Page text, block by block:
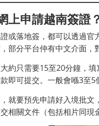
上申請越南簽證
或落地簽，都可以透過官
部分平台仲有中文介面，
約只需要15至20分鐘，
即可提交。一般會喺3至5
就要預先申請好入境批
相關文件（包括相片同現